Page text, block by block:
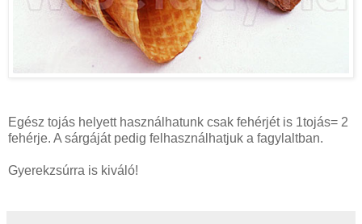
Egész tojás helyett használhatunk csak fehérjét is 1tojás= 2
fehérje. A sárgáját pedig felhasználhatjuk a fagylaltban.
Gyerekzsúrra is kiváló!